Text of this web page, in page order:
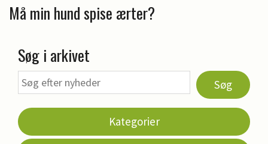
Må min hund spise ærter?
Søg i arkivet
Søg
Kategorier